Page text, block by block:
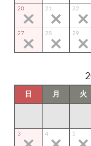
20 21 22
27 28 29
日 月 火
3 4 5